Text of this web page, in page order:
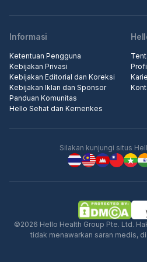
Informasi
Ketentuan Pengguna
Kebijakan Privasi
Kebijakan Editorial dan Koreksi
Kebijakan Iklan dan Sponsor
Panduan Komunitas
Hello Sehat dan Kemenkes
Silakan kunjungi situs
©2026 Hello Health Group Pte. Ltd.
tidak menawarkan saran medis,